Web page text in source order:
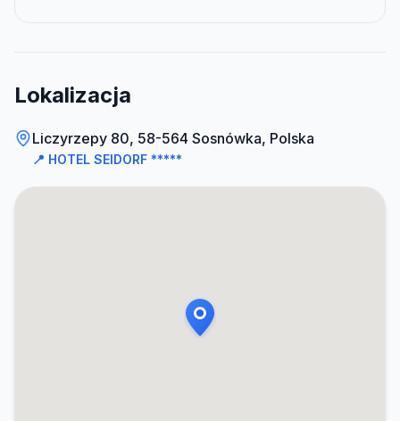
Lokalizacja
Liczyrzepy 80, 58-564 Sosnówka, Polska
📍 HOTEL SEIDORF *****